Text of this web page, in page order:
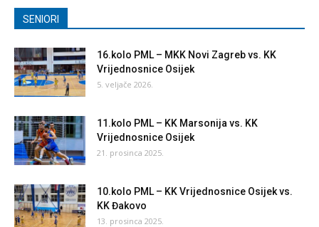
SENIORI
16.kolo PML – MKK Novi Zagreb vs. KK
Vrijednosnice Osijek
5. veljače 2026.
11.kolo PML – KK Marsonija vs. KK
Vrijednosnice Osijek
21. prosinca 2025.
10.kolo PML – KK Vrijednosnice Osijek vs.
KK Đakovo
13. prosinca 2025.